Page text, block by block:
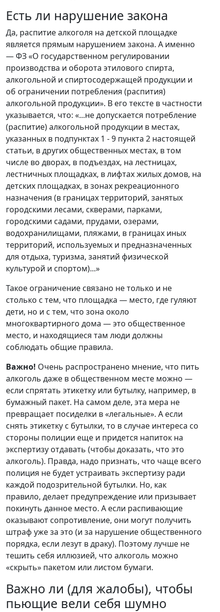
Есть ли нарушение закона
Да, распитие алкоголя на детской площадке
является прямым нарушением закона. А именно
— ФЗ «О государственном регулировании
производства и оборота этилового спирта,
алкогольной и спиртосодержащей продукции и
об ограничении потребления (распития)
алкогольной продукции». В его тексте в частности
указывается, что: «...не допускается потребление
(распитие) алкогольной продукции в местах,
указанных в подпунктах 1 - 9 пункта 2 настоящей
статьи, в других общественных местах, в том
числе во дворах, в подъездах, на лестницах,
лестничных площадках, в лифтах жилых домов, на
детских площадках, в зонах рекреационного
назначения (в границах территорий, занятых
городскими лесами, скверами, парками,
городскими садами, прудами, озерами,
водохранилищами, пляжами, в границах иных
территорий, используемых и предназначенных
для отдыха, туризма, занятий физической
культурой и спортом)...»
Такое ограничение связано не только и не
столько с тем, что площадка — место, где гуляют
дети, но и с тем, что зона около
многоквартирного дома — это общественное
место, и находящиеся там люди должны
соблюдать общие правила.
Важно! Очень распространено мнение, что пить
алкоголь даже в общественном месте можно —
если спрятать этикетку или бутылку, например, в
бумажный пакет. На самом деле, эта мера не
превращает посиделки в «легальные». А если
снять этикетку с бутылки, то в случае интереса со
стороны полиции еще и придется напиток на
экспертизу отдавать (чтобы доказать, что это
алкоголь). Правда, надо признать, что чаще всего
полиция не будет устраивать экспертизу ради
каждой подозрительной бутылки. Но, как
правило, делает предупреждение или призывает
покинуть данное место. А если распивающие
оказывают сопротивление, они могут получить
штраф уже за это (и за нарушение общественного
порядка, если лезут в драку). Поэтому лучше не
тешить себя иллюзией, что алкоголь можно
«скрыть» пакетом или листом бумаги.
Важно ли (для жалобы), чтобы
пьющие вели себя шумно